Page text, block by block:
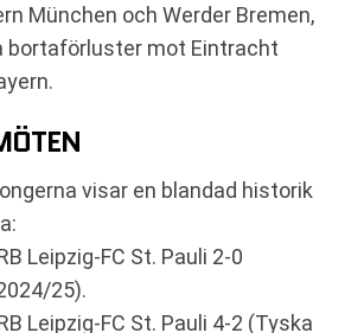
München och Werder Bremen,
bortaförluster mot Eintracht
visar en blandad historik
Leipzig-FC St. Pauli 2-0
25).
Leipzig-FC St. Pauli 4-2 (Tyska